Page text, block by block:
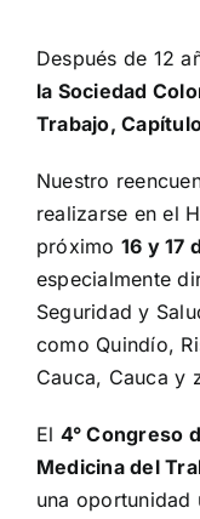
Después de 12
la Sociedad
Trabajo,
Nuestro
realizarse en el
próximo 16 y 17
especialmente
Seguridad y
como Quindío,
Cauca, Cauca y
El 4° Congreso
Medicina del
una oportunidad